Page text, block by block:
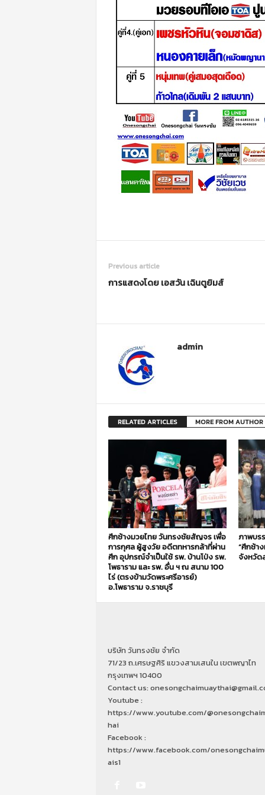
Previous article
การแสดงโดย เอสวัน เฉินตูยิมส์
admin
RELATED ARTICLES MORE FROM AUTHOR
ศึกช้างมวยไทย วันทรงชัยสัญจร เพื่อ
การกุศล ผู้สูงวัย อดีตทหารกล้าที่ผ่าน
ศึก อุปกรณ์จำเป็นใช้ รพ. บ้านโป่ง รพ.
โพธาราม และ รพ. อื่น ฯ ณ สนาม 100
ไร่ (ตรงข้ามวัดพระศรีอารย์)
อ.โพธาราม จ.ราชบุรี
ภาพบร
“ศึกช้า
จังหวัด
บริษัท วันทรงชัย จำกัด
71/23 ถ.เศรษฐศิริ แขวงสามเสนใน เขตพญาไท
กรุงเทพฯ 10400
Contact us:
Youtube :
https://www.youtube.com/
hai
Facebook :
https://www.facebook.com/
ais1